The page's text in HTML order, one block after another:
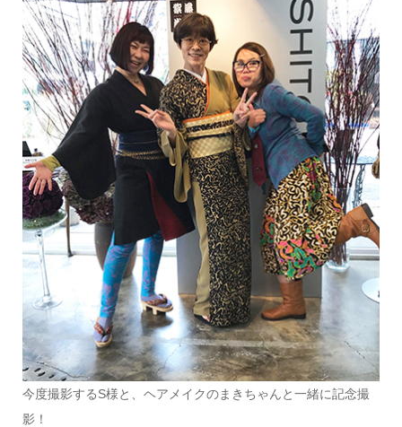
今度撮影するS様と、ヘアメイクのまきちゃんと一緒に記念撮
影！